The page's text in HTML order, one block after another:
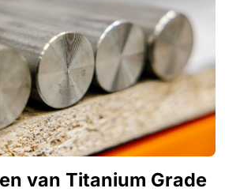
van Titanium Grade